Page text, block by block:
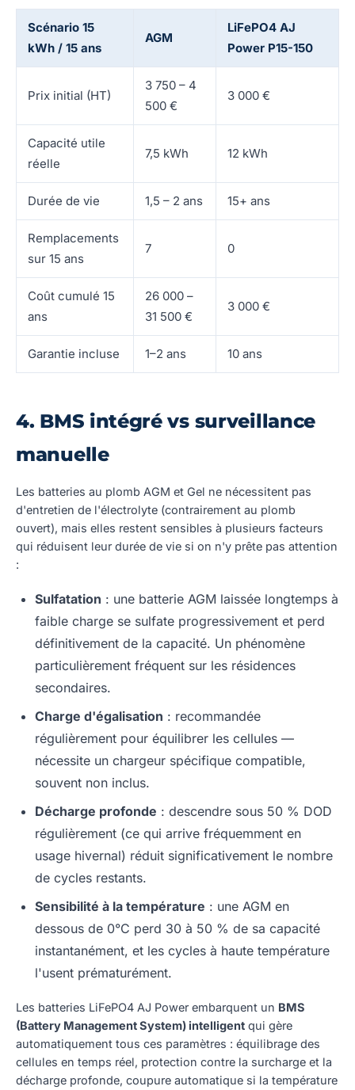
Scénario 15
kWh / 15 ans
AGM
LiFePO4 AJ
Power P15-150
Prix initial (HT)
3 750 – 4
500 €
3 000 €
Capacité utile
réelle
7,5 kWh 12 kWh
Durée de vie 1,5 – 2 ans 15+ ans
Remplacements
sur 15 ans
7 0
Coût cumulé 15
ans
26 000 –
31 500 €
3 000 €
Garantie incluse 1–2 ans 10 ans
4. BMS intégré vs surveillance
manuelle
Les batteries au plomb AGM et Gel ne nécessitent pas
d'entretien de l'électrolyte (contrairement au plomb
ouvert), mais elles restent sensibles à plusieurs facteurs
qui réduisent leur durée de vie si on n'y prête pas attention
:
Sulfatation : une batterie AGM laissée longtemps à
faible charge se sulfate progressivement et perd
définitivement de la capacité. Un phénomène
particulièrement fréquent sur les résidences
secondaires.
Charge d'égalisation : recommandée
régulièrement pour équilibrer les cellules —
nécessite un chargeur spécifique compatible,
souvent non inclus.
Décharge profonde : descendre sous 50 % DOD
régulièrement (ce qui arrive fréquemment en
usage hivernal) réduit significativement le nombre
de cycles restants.
Sensibilité à la température : une AGM en
dessous de 0°C perd 30 à 50 % de sa capacité
instantanément, et les cycles à haute température
l'usent prématurément.
Les batteries LiFePO4 AJ Power embarquent un BMS
(Battery Management System) intelligent qui gère
automatiquement tous ces paramètres : équilibrage des
cellules en temps réel, protection contre la surcharge et la
décharge profonde, coupure automatique si la température